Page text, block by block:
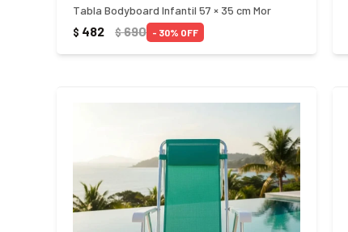
Tabla Bodyboard Infantil 57 × 35 cm Mor
$ 482 $690 30